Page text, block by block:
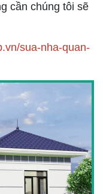
cần chúng tôi sẽ
sua-nha-quan-